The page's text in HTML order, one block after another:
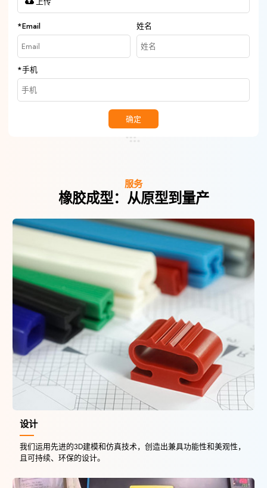
*Email 姓名
*手机
确定
服务
橡胶成型：从原型到量产
设计
我们运用先进的3D建模和仿真技术，创造出兼具功能性和美观性，
且可持续、环保的设计。